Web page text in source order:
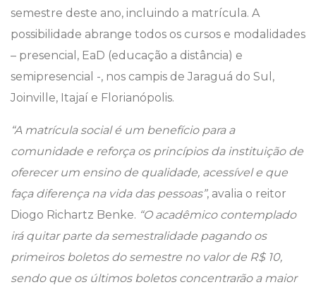
semestre deste ano, incluindo a matrícula. A
possibilidade abrange todos os cursos e modalidades
– presencial, EaD (educação a distância) e
semipresencial -, nos campis de Jaraguá do Sul,
Joinville, Itajaí e Florianópolis.
“A matrícula social é um benefício para a
comunidade e reforça os princípios da instituição de
oferecer um ensino de qualidade, acessível e que
faça diferença na vida das pessoas”, avalia o reitor
Diogo Richartz Benke. “O acadêmico contemplado
irá quitar parte da semestralidade pagando os
primeiros boletos do semestre no valor de R$ 10,
sendo que os últimos boletos concentrarão a maior